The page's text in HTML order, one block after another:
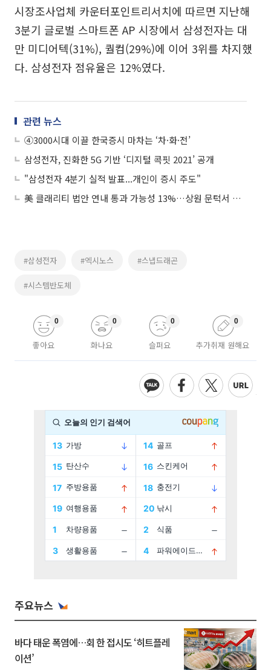
시장조사업체 카운터포인트리서치에 따르면 지난해
3분기 글로벌 스마트폰 AP 시장에서 삼성전자는 대
만 미디어텍(31%), 퀄컴(29%)에 이어 3위를 차지했
다. 삼성전자 점유율은 12%였다.
관련 뉴스
④3000시대 이끌 한국증시 마차는 ‘차·화·전’
삼성전자, 진화한 5G 기반 ‘디지털 콕핏 2021’ 공개
"삼성전자 4분기 실적 발표...개인이 증시 주도"
美 클래리티 법안 연내 통과 가능성 13%…상원 문턱서 제동
#삼성전자 #엑시노스 #스냅드래곤
#시스템반도체
좋아요
0
화나요
0
슬퍼요
0
추가취재 원해요
0
주요뉴스
바다 태운 폭염에…회 한 접시도 ‘히트플레
이션’